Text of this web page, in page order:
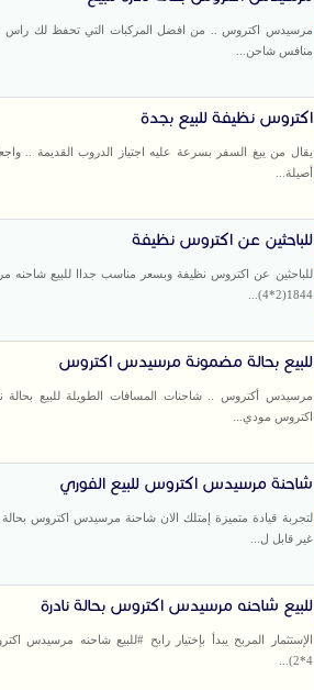
مرسيدس اكتروس .. من افضل المركبات التي تحفظ لك راس
منافس شاحن...
اكتروس نظيفة للبيع بجدة
يقال من يبغ السفر بسرعة عليه اجتياز الدروب القديمة ..
أصيلة...
للباحثين عن اكتروس نظيفة
للباحثين عن اكتروس نظيفة وبسعر مناسب جداا للبيع شاحنه
1844(2*4)...
للبيع بحالة مضمونة مرسيدس اكتروس
مرسيدس أكتروس .. شاحنات المسافات الطويلة للبيع بحالة
اكتروس مودي...
شاحنة مرسيدس اكتروس للبيع الفوري
لتجربة قيادة متميزة إمتلك الان شاحنة مرسيدس اكتروس
غير قابل ل...
للبيع شاحنه مرسيدس اكتروس بحالة نادرة
(2*4...